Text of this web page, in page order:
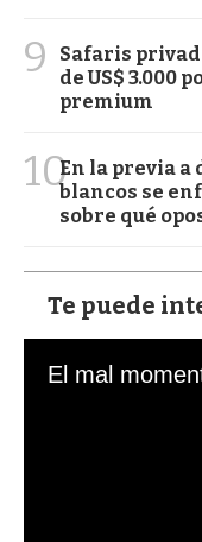
9
Safaris
de US$ 3.000
premium
10En la previa a
blancos se
sobre qué
Te puede